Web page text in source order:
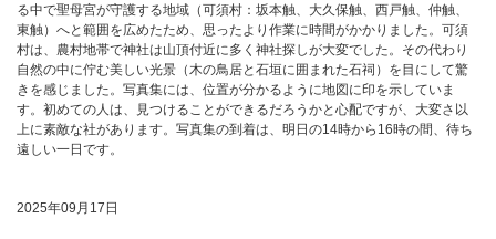
る中で聖母宮が守護する地域（可須村：坂本触、大久保触、西戸触、仲触、
東触）へと範囲を広めたため、思ったより作業に時間がかかりました。可須
村は、農村地帯で神社は山頂付近に多く神社探しが大変でした。その代わり
自然の中に佇む美しい光景（木の鳥居と石垣に囲まれた石祠）を目にして驚
きを感じました。写真集には、位置が分かるように地図に印を示していま
す。初めての人は、見つけることができるだろうかと心配ですが、大変さ以
上に素敵な社があります。写真集の到着は、明日の14時から16時の間、待ち
遠しい一日です。
2025年09月17日